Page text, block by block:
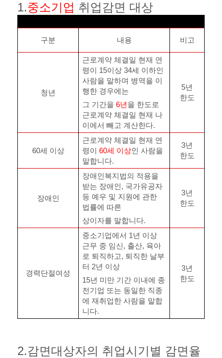
1.중소기업 취업감면 대상
구분 내용 비고
청년
근로계약 체결일 현재 연
령이 15이상 34세 이하인
사람을 말하며 병역을 이
행한 경우에는
그 기간을 6년을 한도로
근로계약 체결일 현재 나
이에서 빼고 계산한다.
5년
한도
60세 이상
근로계약 체결일 현재 연
령이 60세 이상인 사람을
말합니다.
3년
한도
장애인
장애인복지법의 적용을
받는 장애인, 국가유공자
등 예우 및 지원에 관한
법률에 따른
상이자를 말합니다.
3년
한도
경력단절여성
중소기업에서 1년 이상
근무 중 임신, 출산, 육아
로 퇴직하고, 퇴직한 날부
터 2년 이상
15년 미만 기간 이내에 종
전기업 또는 동일한 직종
에 재취업한 사람을 말합
니다.
3년
한도
2.감면대상자의 취업시기별 감면율